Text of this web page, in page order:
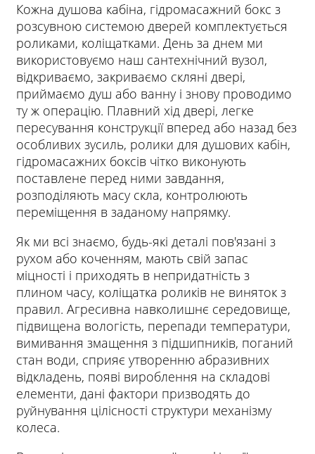
Кожна душова кабіна, гідромасажний бокс з
розсувною системою дверей комплектується
роликами, коліщатками. День за днем ми
використовуємо наш сантехнічний вузол,
відкриваємо, закриваємо скляні двері,
приймаємо душ або ванну і знову проводимо
ту ж операцію. Плавний хід двері, легке
пересування конструкції вперед або назад без
особливих зусиль, ролики для душових кабін,
гідромасажних боксів чітко виконують
поставлене перед ними завдання,
розподіляють масу скла, контролюють
переміщення в заданому напрямку.
Як ми всі знаємо, будь-які деталі пов'язані з
рухом або коченням, мають свій запас
міцності і приходять в непридатність з
плином часу, коліщатка роликів не виняток з
правил. Агресивна навколишнє середовище,
підвищена вологість, перепади температури,
вимивання змащення з підшипників, поганий
стан води, сприяє утворенню абразивних
відкладень, появі вироблення на складові
елементи, дані фактори призводять до
руйнування цілісності структури механізму
колеса.